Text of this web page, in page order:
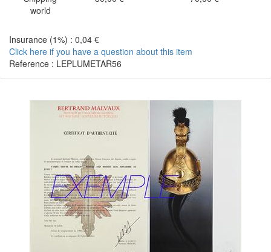
world
Insurance (1%) : 0,04 €
Click here if you have a question about this item
Reference : LEPLUMETAR56